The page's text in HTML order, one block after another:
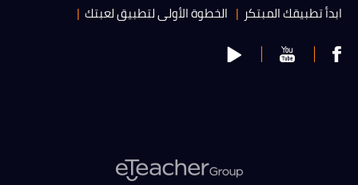
ابدأ تطبيقك المبتكر
الخطوة الأولى لتطبيق لعبتك